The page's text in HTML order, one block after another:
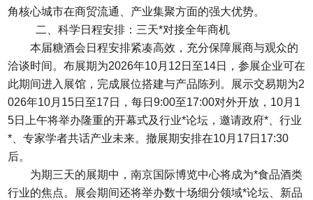
角核心城市在商贸流通、产业集聚方面的强大优势。
二、科学日程安排：三天*对接全年商机
本届糖酒会 日程安排紧凑高效，充分保障展商与观众的
洽谈时间。布展期为2026年10月12日至14日，参展企业可在
此期间进入展馆，完成展位搭建与产品陈列。展示交易期为2
026年10月15日至17日，每日9:00至17:00对外开放，10月1
5日上午将举办隆重的开幕式及行业*论坛，邀请政府*、行业
*、专家学者共话产业未来。撤展期安排在10月17日17:30
后。
为期三天的展期中，南京国际博览中心将成为*食品酒类
行业的焦点。展会期间还将举办数十场细分领域*论坛、新品